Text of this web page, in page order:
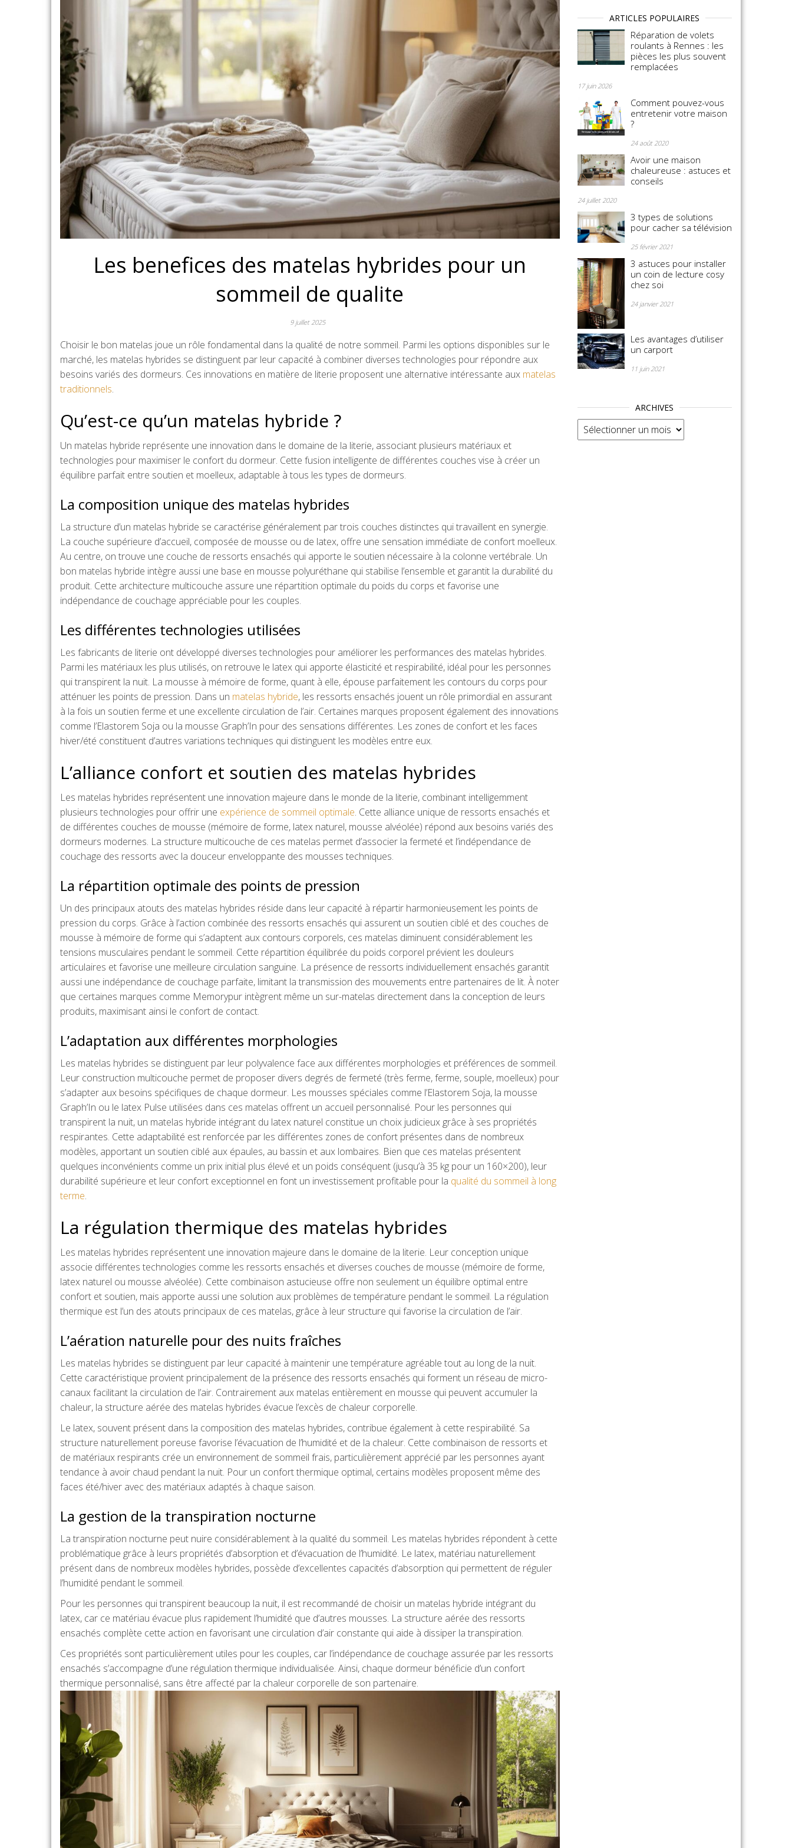
Les benefices des matelas hybrides pour un
sommeil de qualite
9 juillet 2025
Choisir le bon matelas joue un rôle fondamental dans la qualité de notre sommeil. Parmi les options disponibles sur le
marché, les matelas hybrides se distinguent par leur capacité à combiner diverses technologies pour répondre aux
besoins variés des dormeurs. Ces innovations en matière de literie proposent une alternative intéressante aux matelas
traditionnels.
Qu’est-ce qu’un matelas hybride ?
Un matelas hybride représente une innovation dans le domaine de la literie, associant plusieurs matériaux et
technologies pour maximiser le confort du dormeur. Cette fusion intelligente de différentes couches vise à créer un
équilibre parfait entre soutien et moelleux, adaptable à tous les types de dormeurs.
La composition unique des matelas hybrides
La structure d’un matelas hybride se caractérise généralement par trois couches distinctes qui travaillent en synergie.
La couche supérieure d’accueil, composée de mousse ou de latex, offre une sensation immédiate de confort moelleux.
Au centre, on trouve une couche de ressorts ensachés qui apporte le soutien nécessaire à la colonne vertébrale. Un
bon matelas hybride intègre aussi une base en mousse polyuréthane qui stabilise l’ensemble et garantit la durabilité du
produit. Cette architecture multicouche assure une répartition optimale du poids du corps et favorise une
indépendance de couchage appréciable pour les couples.
Les différentes technologies utilisées
Les fabricants de literie ont développé diverses technologies pour améliorer les performances des matelas hybrides.
Parmi les matériaux les plus utilisés, on retrouve le latex qui apporte élasticité et respirabilité, idéal pour les personnes
qui transpirent la nuit. La mousse à mémoire de forme, quant à elle, épouse parfaitement les contours du corps pour
atténuer les points de pression. Dans un matelas hybride, les ressorts ensachés jouent un rôle primordial en assurant
à la fois un soutien ferme et une excellente circulation de l’air. Certaines marques proposent également des innovations
comme l’Elastorem Soja ou la mousse Graph’In pour des sensations différentes. Les zones de confort et les faces
hiver/été constituent d’autres variations techniques qui distinguent les modèles entre eux.
L’alliance confort et soutien des matelas hybrides
Les matelas hybrides représentent une innovation majeure dans le monde de la literie, combinant intelligemment
plusieurs technologies pour offrir une expérience de sommeil optimale. Cette alliance unique de ressorts ensachés et
de différentes couches de mousse (mémoire de forme, latex naturel, mousse alvéolée) répond aux besoins variés des
dormeurs modernes. La structure multicouche de ces matelas permet d’associer la fermeté et l’indépendance de
couchage des ressorts avec la douceur enveloppante des mousses techniques.
La répartition optimale des points de pression
Un des principaux atouts des matelas hybrides réside dans leur capacité à répartir harmonieusement les points de
pression du corps. Grâce à l’action combinée des ressorts ensachés qui assurent un soutien ciblé et des couches de
mousse à mémoire de forme qui s’adaptent aux contours corporels, ces matelas diminuent considérablement les
tensions musculaires pendant le sommeil. Cette répartition équilibrée du poids corporel prévient les douleurs
articulaires et favorise une meilleure circulation sanguine. La présence de ressorts individuellement ensachés garantit
aussi une indépendance de couchage parfaite, limitant la transmission des mouvements entre partenaires de lit. À noter
que certaines marques comme Memorypur intègrent même un sur-matelas directement dans la conception de leurs
produits, maximisant ainsi le confort de contact.
L’adaptation aux différentes morphologies
Les matelas hybrides se distinguent par leur polyvalence face aux différentes morphologies et préférences de sommeil.
Leur construction multicouche permet de proposer divers degrés de fermeté (très ferme, ferme, souple, moelleux) pour
s’adapter aux besoins spécifiques de chaque dormeur. Les mousses spéciales comme l’Elastorem Soja, la mousse
Graph’In ou le latex Pulse utilisées dans ces matelas offrent un accueil personnalisé. Pour les personnes qui
transpirent la nuit, un matelas hybride intégrant du latex naturel constitue un choix judicieux grâce à ses propriétés
respirantes. Cette adaptabilité est renforcée par les différentes zones de confort présentes dans de nombreux
modèles, apportant un soutien ciblé aux épaules, au bassin et aux lombaires. Bien que ces matelas présentent
quelques inconvénients comme un prix initial plus élevé et un poids conséquent (jusqu’à 35 kg pour un 160×200), leur
durabilité supérieure et leur confort exceptionnel en font un investissement profitable pour la qualité du sommeil à long
terme.
La régulation thermique des matelas hybrides
Les matelas hybrides représentent une innovation majeure dans le domaine de la literie. Leur conception unique
associe différentes technologies comme les ressorts ensachés et diverses couches de mousse (mémoire de forme,
latex naturel ou mousse alvéolée). Cette combinaison astucieuse offre non seulement un équilibre optimal entre
confort et soutien, mais apporte aussi une solution aux problèmes de température pendant le sommeil. La régulation
thermique est l’un des atouts principaux de ces matelas, grâce à leur structure qui favorise la circulation de l’air.
L’aération naturelle pour des nuits fraîches
Les matelas hybrides se distinguent par leur capacité à maintenir une température agréable tout au long de la nuit.
Cette caractéristique provient principalement de la présence des ressorts ensachés qui forment un réseau de micro-
canaux facilitant la circulation de l’air. Contrairement aux matelas entièrement en mousse qui peuvent accumuler la
chaleur, la structure aérée des matelas hybrides évacue l’excès de chaleur corporelle.
Le latex, souvent présent dans la composition des matelas hybrides, contribue également à cette respirabilité. Sa
structure naturellement poreuse favorise l’évacuation de l’humidité et de la chaleur. Cette combinaison de ressorts et
de matériaux respirants crée un environnement de sommeil frais, particulièrement apprécié par les personnes ayant
tendance à avoir chaud pendant la nuit. Pour un confort thermique optimal, certains modèles proposent même des
faces été/hiver avec des matériaux adaptés à chaque saison.
La gestion de la transpiration nocturne
La transpiration nocturne peut nuire considérablement à la qualité du sommeil. Les matelas hybrides répondent à cette
problématique grâce à leurs propriétés d’absorption et d’évacuation de l’humidité. Le latex, matériau naturellement
présent dans de nombreux modèles hybrides, possède d’excellentes capacités d’absorption qui permettent de réguler
l’humidité pendant le sommeil.
Pour les personnes qui transpirent beaucoup la nuit, il est recommandé de choisir un matelas hybride intégrant du
latex, car ce matériau évacue plus rapidement l’humidité que d’autres mousses. La structure aérée des ressorts
ensachés complète cette action en favorisant une circulation d’air constante qui aide à dissiper la transpiration.
Ces propriétés sont particulièrement utiles pour les couples, car l’indépendance de couchage assurée par les ressorts
ensachés s’accompagne d’une régulation thermique individualisée. Ainsi, chaque dormeur bénéficie d’un confort
thermique personnalisé, sans être affecté par la chaleur corporelle de son partenaire.
ARTICLES POPULAIRES
Réparation de volets
roulants à Rennes : les
pièces les plus souvent
remplacées
17 juin 2026
Comment pouvez-vous
entretenir votre maison
?
24 août 2020
Avoir une maison
chaleureuse : astuces et
conseils
24 juillet 2020
3 types de solutions
pour cacher sa télévision
25 février 2021
3 astuces pour installer
un coin de lecture cosy
chez soi
24 janvier 2021
Les avantages d’utiliser
un carport
11 juin 2021
ARCHIVES
Archives